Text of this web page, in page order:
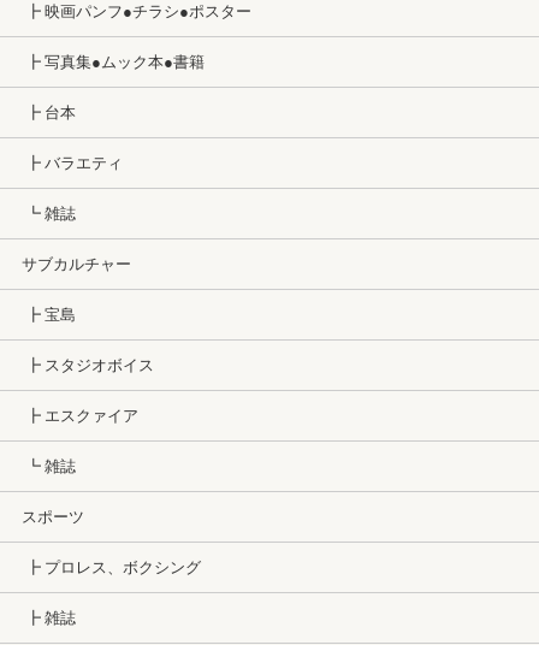
┣ 映画パンフ●チラシ●ポスター
┣ 写真集●ムック本●書籍
┣ 台本
┣ バラエティ
┗ 雑誌
サブカルチャー
┣ 宝島
┣ スタジオボイス
┣ エスクァイア
┗ 雑誌
スポーツ
┣ プロレス、ボクシング
┣ 雑誌